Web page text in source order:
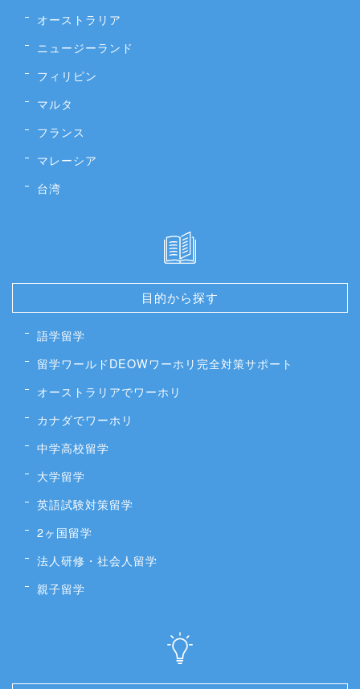
オーストラリア
ニュージーランド
フィリピン
マルタ
フランス
マレーシア
台湾
目的から探す
語学留学
留学ワールドDEOWワーホリ完全対策サポート
オーストラリアでワーホリ
カナダでワーホリ
中学高校留学
大学留学
英語試験対策留学
2ヶ国留学
法人研修・社会人留学
親子留学